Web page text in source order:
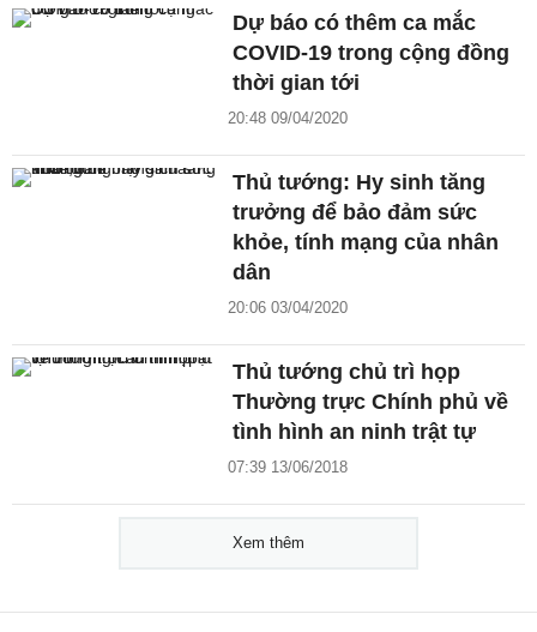
Dự báo có thêm ca mắc
COVID-19 trong cộng đồng
thời gian tới
20:48 09/04/2020
Thủ tướng: Hy sinh tăng
trưởng để bảo đảm sức
khỏe, tính mạng của nhân
dân
20:06 03/04/2020
Thủ tướng chủ trì họp
Thường trực Chính phủ về
tình hình an ninh trật tự
07:39 13/06/2018
Xem thêm